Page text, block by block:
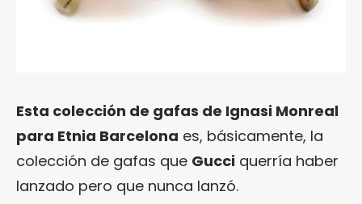
Esta colección de gafas de Ignasi Monreal
para Etnia Barcelona es, básicamente, la
colección de gafas que Gucci querría haber
lanzado pero que nunca lanzó.